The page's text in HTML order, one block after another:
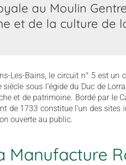
au Moulin
et de la culture de
Les-Bains, le circuit n° 5 est un
sous l’égide du Duc de
et de patrimoine. Bordé par le
de 1733 constitue l’un des sites
ouverte au public.
Manufacture